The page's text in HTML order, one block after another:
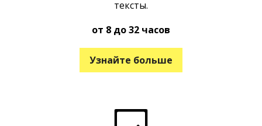
тексты.
от 8 до 32 часов
Узнайте больше